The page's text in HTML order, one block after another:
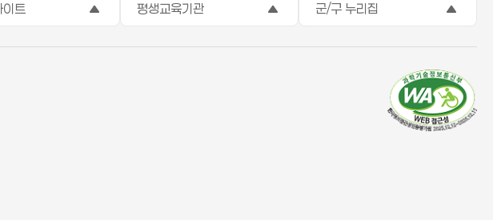
트 평생교육기관 군/구 누리집